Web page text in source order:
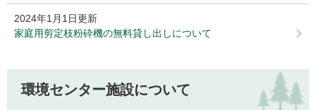
2024年1月1日更新
家庭用剪定枝粉砕機の無料貸し出しについて
環境センター施設について